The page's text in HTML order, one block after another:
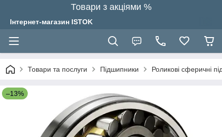
Товари з акціями %
Інтернет-магазин ISTOK
Товари та послуги Підшипники Роликові сферичні
–13%